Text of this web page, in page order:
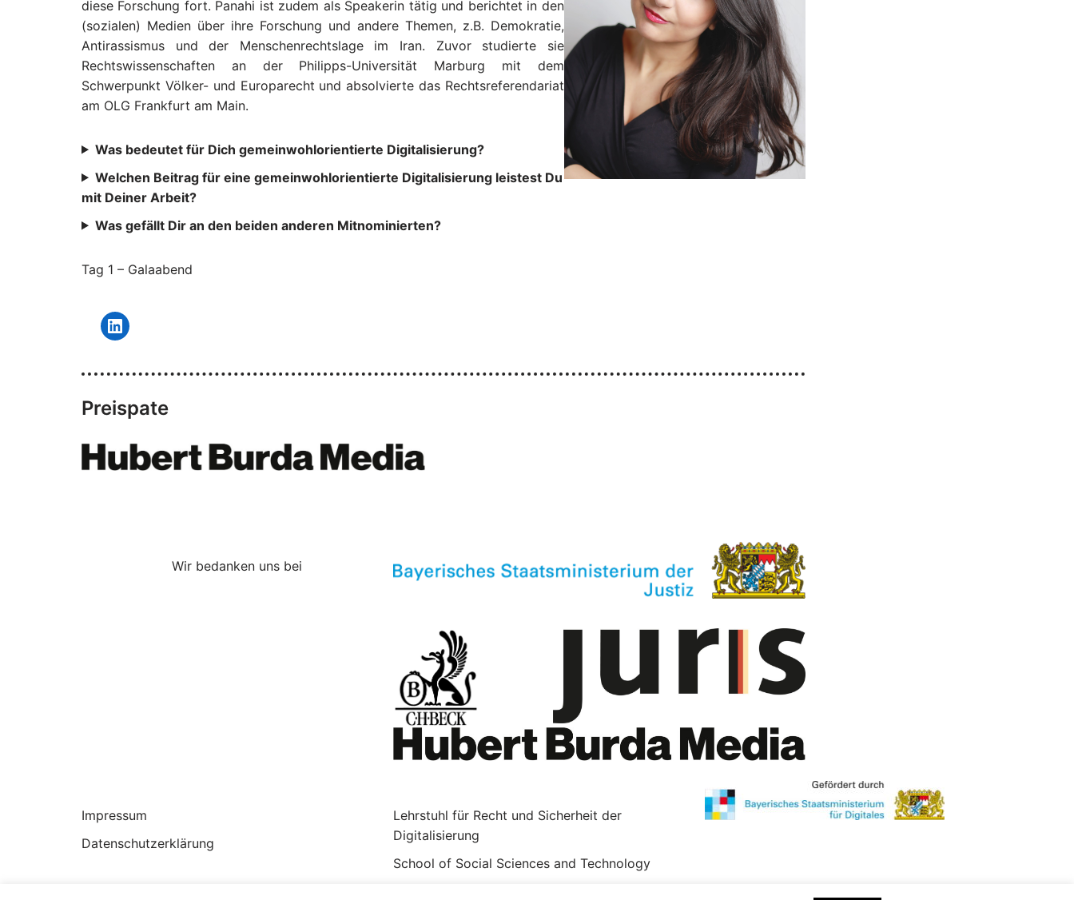
diese Forschung fort. Panahi ist zudem als Speakerin tätig und berichtet in den
(sozialen) Medien über ihre Forschung und andere Themen, z.B. Demokratie,
Antirassismus und der Menschenrechtslage im Iran. Zuvor studierte sie
Rechtswissenschaften an der Philipps-Universität Marburg mit dem
Schwerpunkt Völker- und Europarecht und absolvierte das Rechtsreferendariat
am OLG Frankfurt am Main.
Was bedeutet für Dich gemeinwohlorientierte Digitalisierung?
Welchen Beitrag für eine gemeinwohlorientierte Digitalisierung leistest Du
mit Deiner Arbeit?
Was gefällt Dir an den beiden anderen Mitnominierten?
Tag 1 – Galaabend
Preispate
Wir bedanken uns bei
Impressum
Datenschutzerklärung
Lehrstuhl für Recht und Sicherheit der
Digitalisierung
School of Social Sciences and Technology